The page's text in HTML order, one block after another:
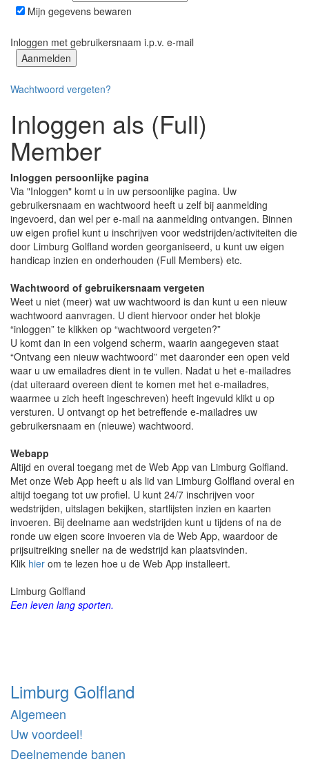
Mijn gegevens bewaren
Inloggen met gebruikersnaam i.p.v. e-mail
Wachtwoord vergeten?
Inloggen als (Full)
Member
Inloggen persoonlijke pagina
Via "Inloggen" komt u in uw persoonlijke pagina. Uw
gebruikersnaam en wachtwoord heeft u zelf bij aanmelding
ingevoerd, dan wel per e-mail na aanmelding ontvangen. Binnen
uw eigen profiel kunt u inschrijven voor wedstrijden/activiteiten die
door Limburg Golfland worden georganiseerd, u kunt uw eigen
handicap inzien en onderhouden (Full Members) etc.
Wachtwoord of gebruikersnaam vergeten
Weet u niet (meer) wat uw wachtwoord is dan kunt u een nieuw
wachtwoord aanvragen. U dient hiervoor onder het blokje
“inloggen” te klikken op “wachtwoord vergeten?”
U komt dan in een volgend scherm, waarin aangegeven staat
“Ontvang een nieuw wachtwoord” met daaronder een open veld
waar u uw emailadres dient in te vullen. Nadat u het e-mailadres
(dat uiteraard overeen dient te komen met het e-mailadres,
waarmee u zich heeft ingeschreven) heeft ingevuld klikt u op
versturen. U ontvangt op het betreffende e-mailadres uw
gebruikersnaam en (nieuwe) wachtwoord.
Webapp
Altijd en overal toegang met de Web App van Limburg Golfland.
Met onze Web App heeft u als lid van Limburg Golfland overal en
altijd toegang tot uw profiel. U kunt 24/7 inschrijven voor
wedstrijden, uitslagen bekijken, startlijsten inzien en kaarten
invoeren. Bij deelname aan wedstrijden kunt u tijdens of na de
ronde uw eigen score invoeren via de Web App, waardoor de
prijsuitreiking sneller na de wedstrijd kan plaatsvinden.
Klik hier om te lezen hoe u de Web App installeert.
Limburg Golfland
Een leven lang sporten.
Limburg Golfland
Algemeen
Uw voordeel!
Deelnemende banen